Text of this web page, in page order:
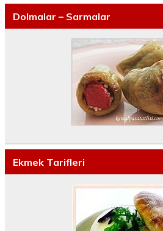
Dolmalar – Sarmalar
Ekmek Tarifleri